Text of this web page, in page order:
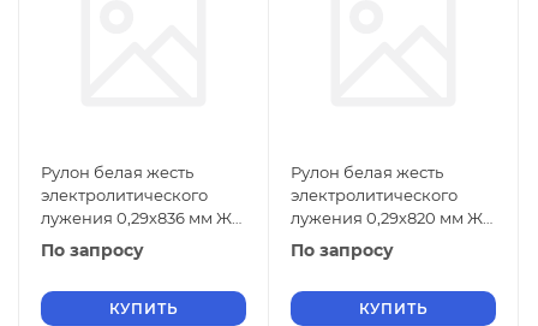
Рулон белая жесть
электролитического
лужения 0,29х836 мм ЖК
ГОСТ Р 52204-2004
По запросу
КУПИТЬ
Рулон белая жесть
электролитического
лужения 0,29х820 мм ЖК
ГОСТ Р 52204-2004
По запросу
КУПИТЬ